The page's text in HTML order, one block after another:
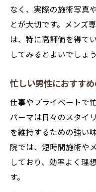
なく、実際の施術写真
とが大切です。メンズ
は、特に高評価を得て
してみるとよいでしょう
忙しい男性におすす
仕事やプライベートで
パーマは日々のスタイ
を維持するための強い
院では、短時間施術や
しており、効率よく理
す。